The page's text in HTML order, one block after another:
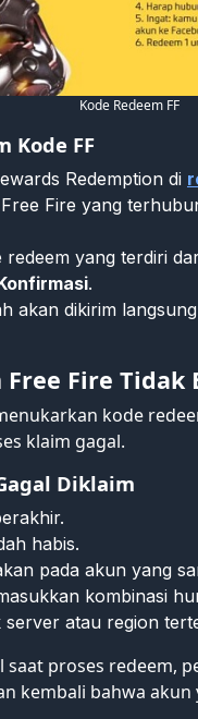
Kode Redeem FF
Kode FF
Redemption di
Fire yang
yang terdiri
.
akan dikirim
Free Fire Tidak
kode
klaim gagal.
Diklaim
habis.
pada akun yang
kombinasi
atau region
proses redeem,
kembali bahwa